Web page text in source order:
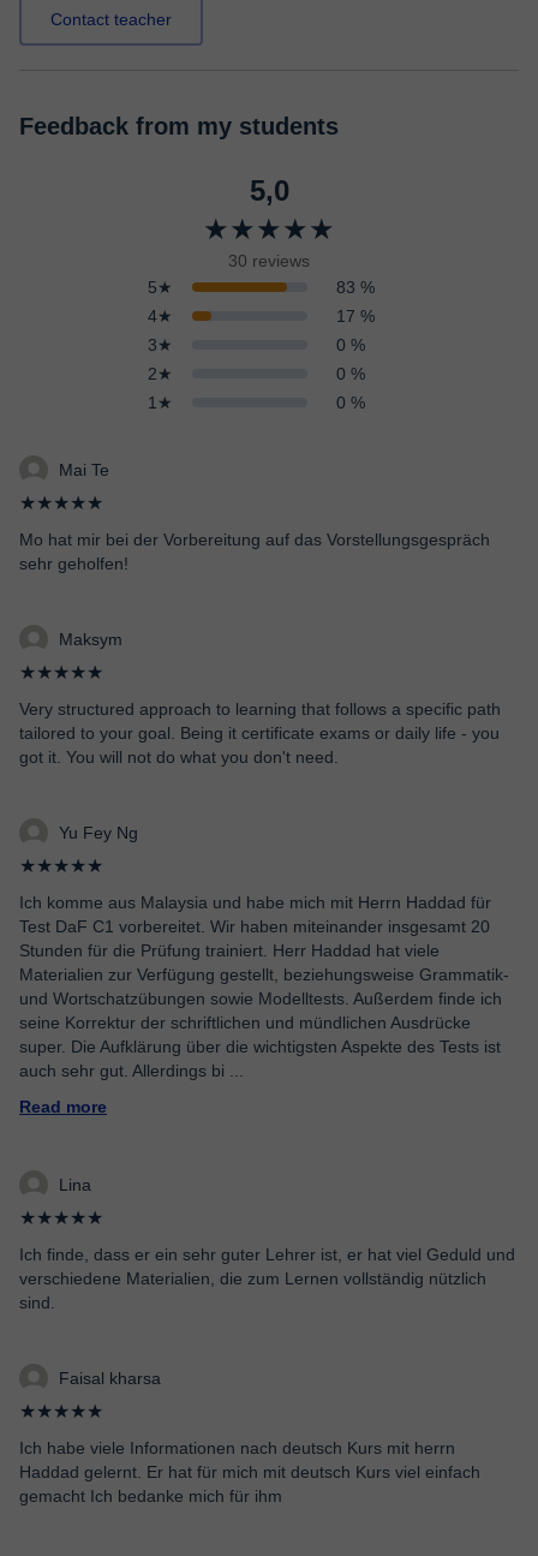
Contact teacher
Feedback from my students
5,0
★★★★★
30 reviews
5★
83 %
4★
17 %
3★
0 %
2★
0 %
1★
0 %
Mai Te
★★★★★
Mo hat mir bei der Vorbereitung auf das Vorstellungsgespräch
sehr geholfen!
Maksym
★★★★★
Very structured approach to learning that follows a specific path
tailored to your goal. Being it certificate exams or daily life - you
got it. You will not do what you don't need.
Yu Fey Ng
★★★★★
Ich komme aus Malaysia und habe mich mit Herrn Haddad für
Test DaF C1 vorbereitet. Wir haben miteinander insgesamt 20
Stunden für die Prüfung trainiert. Herr Haddad hat viele
Materialien zur Verfügung gestellt, beziehungsweise Grammatik-
und Wortschatzübungen sowie Modelltests. Außerdem finde ich
seine Korrektur der schriftlichen und mündlichen Ausdrücke
super. Die Aufklärung über die wichtigsten Aspekte des Tests ist
auch sehr gut. Allerdings bi
Read more
Lina
★★★★★
Ich finde, dass er ein sehr guter Lehrer ist, er hat viel Geduld und
verschiedene Materialien, die zum Lernen vollständig nützlich
sind.
Faisal kharsa
★★★★★
Ich habe viele Informationen nach deutsch Kurs mit herrn
Haddad gelernt. Er hat für mich mit deutsch Kurs viel einfach
gemacht Ich bedanke mich für ihm